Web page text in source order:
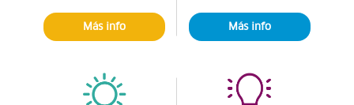
Más info Más info